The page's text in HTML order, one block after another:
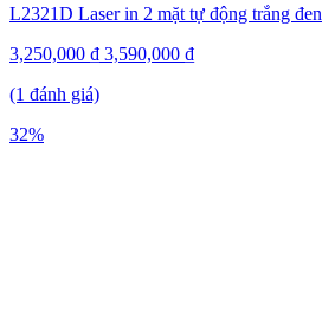
L2321D Laser in 2 mặt tự động trắng đen
3,250,000 ₫ 3,590,000 ₫
(1 đánh giá)
32%